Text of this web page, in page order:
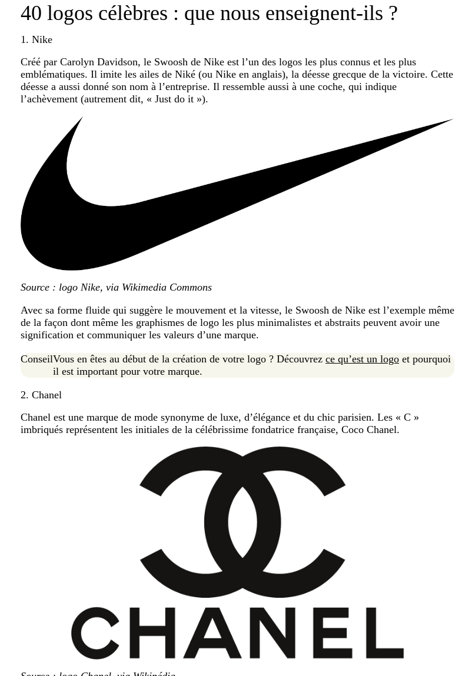
40 logos célèbres : que nous enseignent-ils ?
1. Nike
Créé par Carolyn Davidson, le Swoosh de Nike est l’un des logos les plus connus et les plus
emblématiques. Il imite les ailes de Niké (ou Nike en anglais), la déesse grecque de la victoire. Cette
déesse a aussi donné son nom à l’entreprise. Il ressemble aussi à une coche, qui indique
l’achèvement (autrement dit, « Just do it »).
Source : logo Nike, via Wikimedia Commons
Avec sa forme fluide qui suggère le mouvement et la vitesse, le Swoosh de Nike est l’exemple même
de la façon dont même les graphismes de logo les plus minimalistes et abstraits peuvent avoir une
signification et communiquer les valeurs d’une marque.
ConseilVous en êtes au début de la création de votre logo ? Découvrez ce qu’est un logo et pourquoi
il est important pour votre marque.
2. Chanel
Chanel est une marque de mode synonyme de luxe, d’élégance et du chic parisien. Les « C »
imbriqués représentent les initiales de la célébrissime fondatrice française, Coco Chanel.